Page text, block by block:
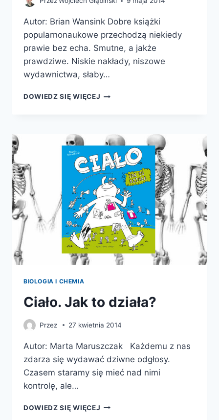
Autor: Brian Wansink Dobre książki
popularnonaukowe przechodzą niekiedy
prawie bez echa. Smutne, a jakże
prawdziwe. Niskie nakłady, niszowe
wydawnictwa, słaby…
DOWIEDZ SIĘ WIĘCEJ BEZTROSKIE
BIOLOGIA I CHEMIA
Ciało. Jak to działa?
Przez 27 kwietnia 2014
Autor: Marta Maruszczak Każdemu z nas
zdarza się wydawać dziwne odgłosy.
Czasem staramy się mieć nad nimi
kontrolę, ale…
DOWIEDZ SIĘ WIĘCEJ CIAŁO.